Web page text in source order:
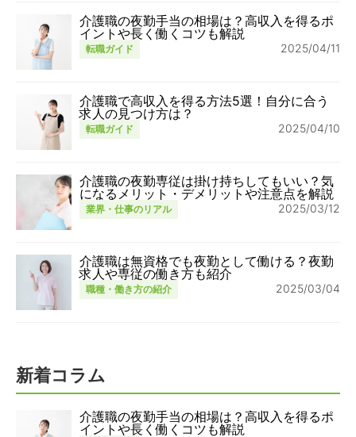
介護職の夜勤手当の相場は？高収入を得るポ
イントや長く働くコツも解説
転職ガイド 2025/04/11
介護職で高収入を得る方法5選！自分に合う
求人の見つけ方は？
転職ガイド 2025/04/10
介護職の夜勤専従は掛け持ちしてもいい？気
になるメリット・デメリットや注意点を解説
業界・仕事のリアル 2025/03/12
介護職は無資格でも夜勤として働ける？夜勤
求人や専従の働き方も紹介
職種・働き方の紹介 2025/03/04
新着コラム
介護職の夜勤手当の相場は？高収入を得るポ
イントや長く働くコツも解説